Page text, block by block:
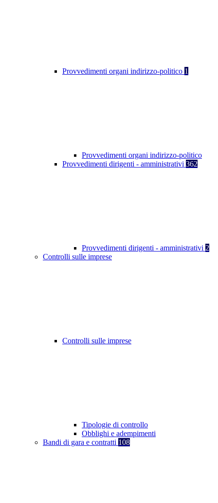
Provvedimenti organi indirizzo-politico 1
Provvedimenti organi indirizzo-politico
Provvedimenti dirigenti - amministrativi 362
Provvedimenti dirigenti - amministrativi 2
Controlli sulle imprese
Controlli sulle imprese
Tipologie di controllo
Obblighi e adempimenti
Bandi di gara e contratti 108